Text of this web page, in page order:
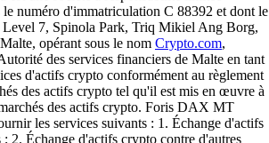
le numéro d'immatriculation C 88392 et dont le
Level 7, Spinola Park, Triq Mikiel Ang Borg,
opérant sous le nom Crypto.com,
des services financiers de Malte en tant
d'actifs crypto conformément au règlement
des actifs crypto tel qu'il est mis en œuvre à
des actifs crypto. Foris DAX MT
les services suivants : 1. Échange d'actifs
2. Échange d'actifs crypto contre d'autres